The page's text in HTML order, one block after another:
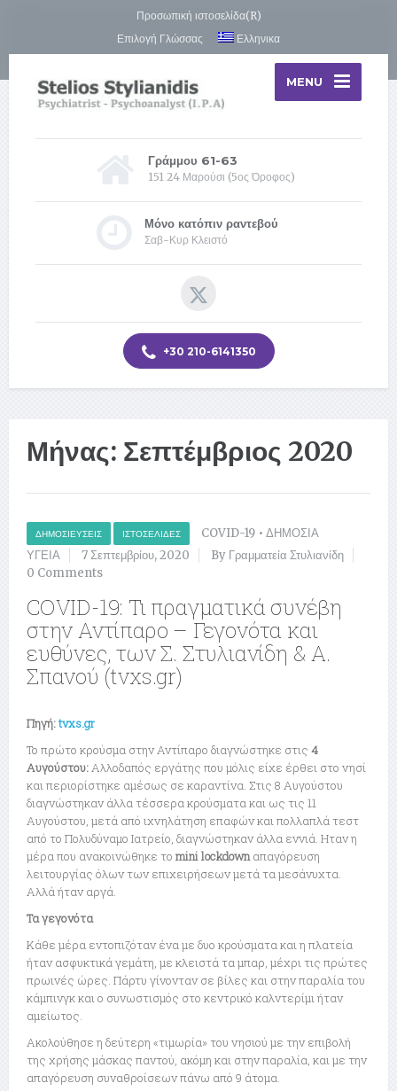
Προσωπική ιστοσελίδα(R)
Επιλογή Γλώσσας
Ελληνικα
MENU
Γράμμου 61-63
151 24 Μαρούσι (5ος Όροφος)
Μόνο κατόπιν ραντεβού
Σαβ-Κυρ Κλειστό
+30 210-6141350
Μήνας: Σεπτέμβριος 2020
ΔΗΜΟΣΙΕΎΣΕΙΣ ΙΣΤΟΣΕΛΊΔΕΣ COVID-19 • ΔΗΜΟΣΙΑ
ΥΓΕΙΑ
7 Σεπτεμβρίου, 2020
By Γραμματεία Στυλιανίδη
0 Comments
COVID-19: Τι πραγματικά συνέβη
στην Αντίπαρο – Γεγονότα και
ευθύνες, των Σ. Στυλιανίδη & Α.
Σπανού (tvxs.gr)
Πηγή:tvxs.gr
Το πρώτο κρούσμα στην Αντίπαρο διαγνώστηκε στις 4
Αυγούστου:Αλλοδαπός εργάτης που μόλις είχε έρθει στο νησί
και περιορίστηκε αμέσως σε καραντίνα. Στις 8 Αυγούστου
διαγνώστηκαν άλλα τέσσερα κρούσματα και ως τις 11
Αυγούστου, μετά από ιχνηλάτηση επαφών και πολλαπλά τεστ
από το Πολυδύναμο Ιατρείο, διαγνώστηκαν άλλα εννιά. Ηταν η
μέρα που ανακοινώθηκε το mini lockdownαπαγόρευση
λειτουργίας όλων των επιχειρήσεων μετά τα μεσάνυχτα.
Αλλά ήταν αργά.
Τα γεγονότα
Κάθε μέρα εντοπιζόταν ένα με δυο κρούσματα και η πλατεία
ήταν ασφυκτικά γεμάτη, με κλειστά τα μπαρ, μέχρι τις πρώτες
πρωινές ώρες. Πάρτυ γίνονταν σε βίλες και στην παραλία του
κάμπινγκ και ο συνωστισμός στο κεντρικό καλντερίμι ήταν
αμείωτος.
Ακολούθησε η δεύτερη «τιμωρία» του νησιού με την επιβολή
της χρήσης μάσκας παντού, ακόμη και στην παραλία, και με την
απαγόρευση συναθροίσεων πάνω από 9 άτομα.